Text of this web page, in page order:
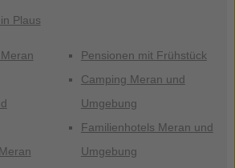
Plaus
Pensionen mit Frühstück
Camping Meran und
Umgebung
Familienhotels Meran und
Umgebung